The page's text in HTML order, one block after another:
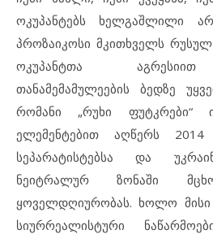
ოკუპანტებს ხელგაშლილი
პროზაიკოსი მკითხველს
ოკუპანტთა
თანამემამულეების ბედზე
რომანი „რუხი ფუტკრები“
ელემენტებით აღწერს
სეპარატისტებსა და
ნეიტრალურ ზონაში
ყოველდღიურობას. ხოლო
სიურრეალისტური